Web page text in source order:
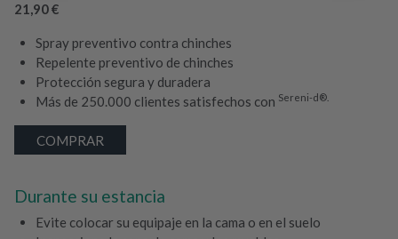
21,90 €
Spray preventivo contra chinches
Repelente preventivo de chinches
Protección segura y duradera
Más de 250.000 clientes satisfechos con Sereni-d®.
COMPRAR
Durante su estancia
Evite colocar su equipaje en la cama o en el suelo